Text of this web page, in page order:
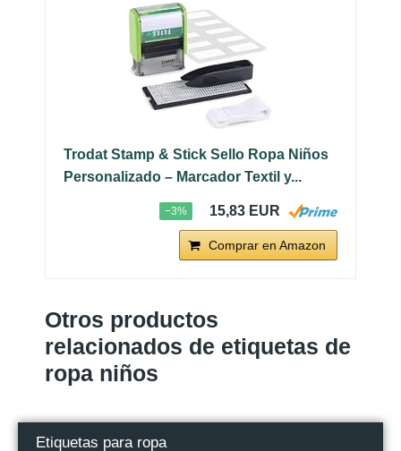
Trodat Stamp & Stick Sello Ropa Niños
Personalizado – Marcador Textil y...
−3% 15,83 EUR
Comprar en Amazon
Otros productos
relacionados de etiquetas de
ropa niños
Etiquetas para ropa